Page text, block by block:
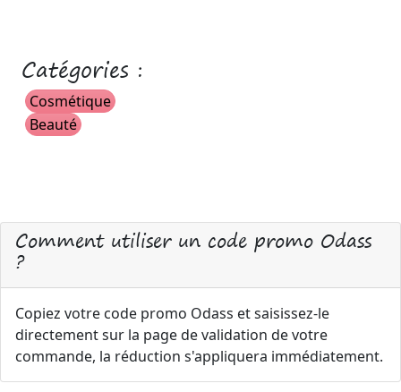
Catégories :
Cosmétique
Beauté
Comment utiliser un code promo Odass
?
Copiez votre code promo Odass et saisissez-le
directement sur la page de validation de votre
commande, la réduction s'appliquera immédiatement.